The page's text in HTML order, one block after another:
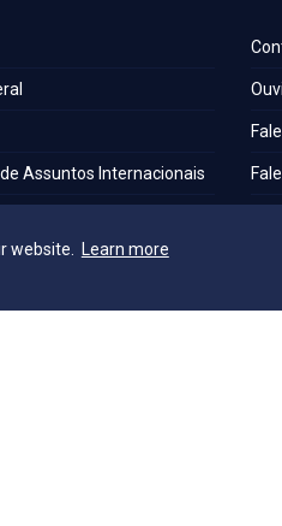
website. Learn more
Assuntos Internacionais